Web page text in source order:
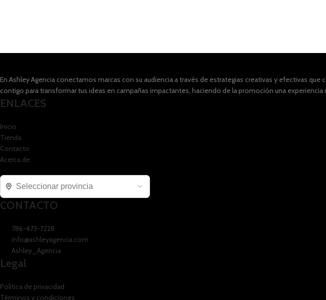
En Ashley Agencia conectamos marcas con su audiencia a través de estrategias creativas y efectivas
contigo para transformar tus ideas en campañas impactantes, haciendo de la promoción una
ENLACES
Inicio
Tienda
Contacto
Acerca de
CONTACTO
786-473-7228
info@ashleyagencia.com
Ashley_Agencia
Legal
Política de privacidad
Términos y condiciones